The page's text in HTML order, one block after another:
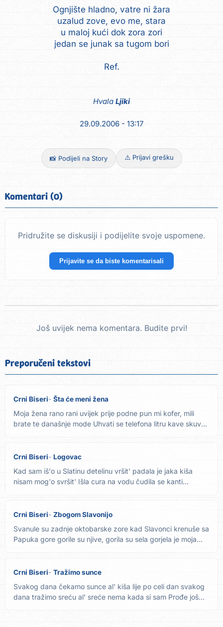
Ognjište hladno, vatre ni žara
uzalud zove, evo me, stara
u maloj kući dok zora zori
jedan se junak sa tugom bori
Ref.
Hvala Ljiki
29.09.2006 - 13:17
📸 Podijeli na Story ⚠️ Prijavi grešku
Komentari (0)
Pridružite se diskusiji i podijelite svoje uspomene.
Prijavite se da biste komentarisali
Još uvijek nema komentara. Budite prvi!
Preporučeni tekstovi
Crni Biseri Šta će meni žena
Moja žena rano rani uvijek prije podne pun mi kofer, mili
brate te današnje mode Uhvati se telefona litru kave skuva
Crni Biseri Logovac
Kad sam iš'o u Slatinu detelinu vršit' padala je jaka kiša
nisam mog'o svršit' Išla cura na vodu čudila se kanti...
Crni Biseri Zbogom Slavonijo
Svanule su zadnje oktobarske zore kad Slavonci krenuše sa
Papuka gore gorile su njive, gorila su sela gorjela je moja...
Crni Biseri Tražimo sunce
Svakog dana čekamo sunce al' kiša lije po celi dan svakog
dana tražimo sreću al' sreće nema kada si sam Prođe još